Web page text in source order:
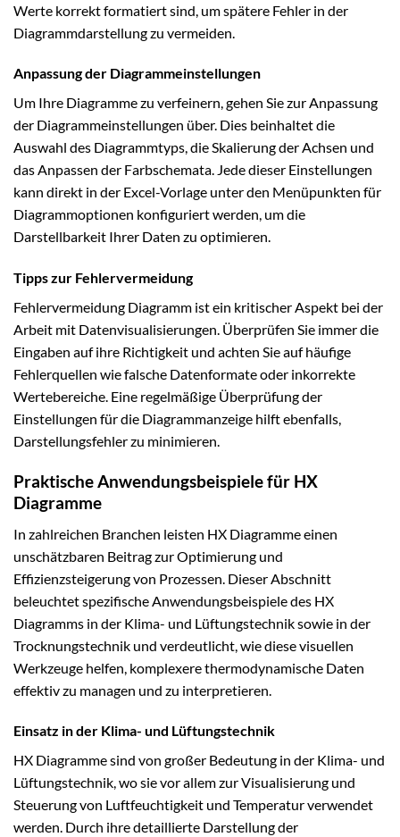
Werte korrekt formatiert sind, um spätere Fehler in der
Diagrammdarstellung zu vermeiden.
Anpassung der Diagrammeinstellungen
Um Ihre Diagramme zu verfeinern, gehen Sie zur Anpassung
der Diagrammeinstellungen über. Dies beinhaltet die
Auswahl des Diagrammtyps, die Skalierung der Achsen und
das Anpassen der Farbschemata. Jede dieser Einstellungen
kann direkt in der Excel-Vorlage unter den Menüpunkten für
Diagrammoptionen konfiguriert werden, um die
Darstellbarkeit Ihrer Daten zu optimieren.
Tipps zur Fehlervermeidung
Fehlervermeidung Diagramm ist ein kritischer Aspekt bei der
Arbeit mit Datenvisualisierungen. Überprüfen Sie immer die
Eingaben auf ihre Richtigkeit und achten Sie auf häufige
Fehlerquellen wie falsche Datenformate oder inkorrekte
Wertebereiche. Eine regelmäßige Überprüfung der
Einstellungen für die Diagrammanzeige hilft ebenfalls,
Darstellungsfehler zu minimieren.
Praktische Anwendungsbeispiele für HX
Diagramme
In zahlreichen Branchen leisten HX Diagramme einen
unschätzbaren Beitrag zur Optimierung und
Effizienzsteigerung von Prozessen. Dieser Abschnitt
beleuchtet spezifische Anwendungsbeispiele des HX
Diagramms in der Klima- und Lüftungstechnik sowie in der
Trocknungstechnik und verdeutlicht, wie diese visuellen
Werkzeuge helfen, komplexere thermodynamische Daten
effektiv zu managen und zu interpretieren.
Einsatz in der Klima- und Lüftungstechnik
HX Diagramme sind von großer Bedeutung in der Klima- und
Lüftungstechnik, wo sie vor allem zur Visualisierung und
Steuerung von Luftfeuchtigkeit und Temperatur verwendet
werden. Durch ihre detaillierte Darstellung der